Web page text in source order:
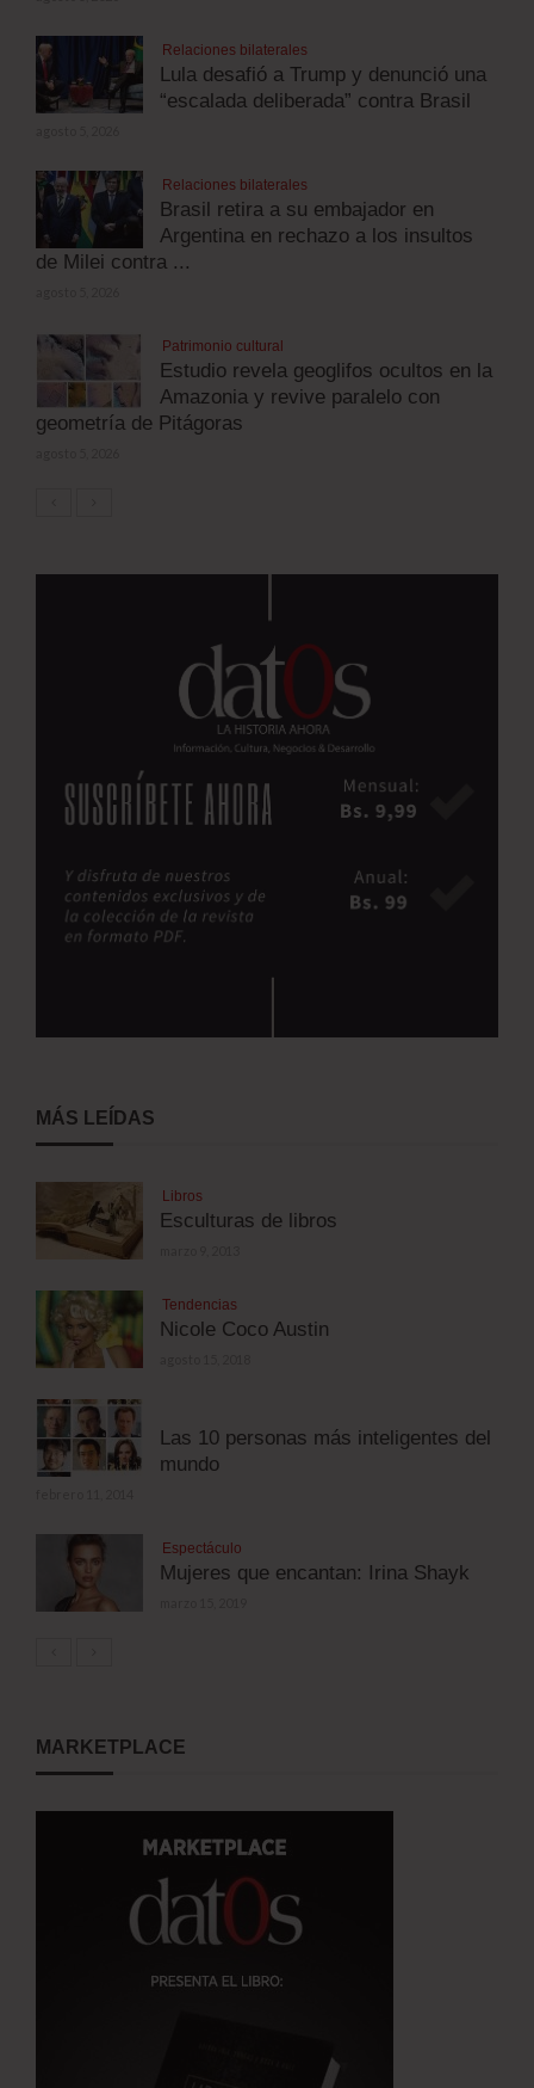
Relaciones bilaterales
Lula desafió a Trump y denunció una
“escalada deliberada” contra Brasil
Relaciones bilaterales
Brasil retira a su embajador en
Argentina en rechazo a los insultos
de Milei contra ...
Patrimonio cultural
Estudio revela geoglifos ocultos en la
Amazonia y revive paralelo con
geometría de Pitágoras
MÁS LEÍDAS
Libros
Esculturas de libros
Tendencias
Nicole Coco Austin
Las 10 personas más inteligentes del
mundo
Espectáculo
Mujeres que encantan: Irina Shayk
MARKETPLACE